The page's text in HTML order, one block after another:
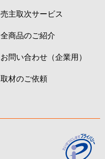
売主取次サービス
全商品のご紹介
お問い合わせ（企業用）
取材のご依頼